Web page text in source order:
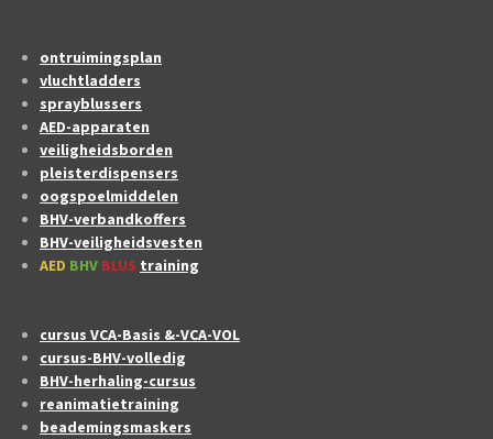
ontruimingsplan
vluchtladders
sprayblussers
AED-apparaten
veiligheidsborden
pleisterdispensers
oogspoelmiddelen
BHV-verbandkoffers
BHV-veiligheidsvesten
AED BHV BLUS training
cursus VCA-Basis &-VCA-VOL
cursus-BHV-volledig
BHV-herhaling-cursus
reanimatietraining
beademingsmaskers